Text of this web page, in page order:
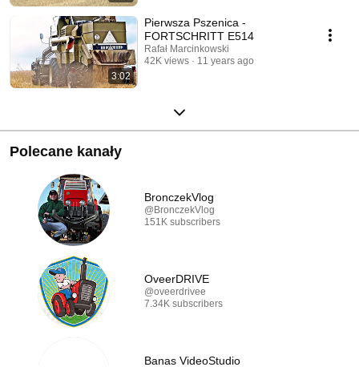
3:02
Pierwsza Pszenica -
FORTSCHRITT E514
Rafał Marcinkowski
42K views
11 years ago
Polecane kanały
BronczekVlog
@BronczekVlog
151K subscribers
OveerDRIVE
@oveerdrivee
7.34K subscribers
Banas VideoStudio